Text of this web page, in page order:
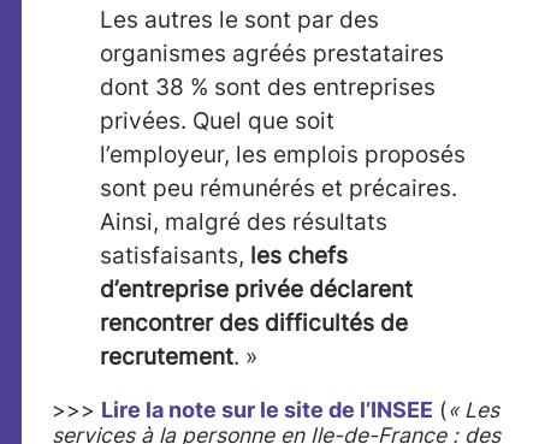
Les autres le sont par des
organismes agréés prestataires
dont 38 % sont des entreprises
privées. Quel que soit
l’employeur, les emplois proposés
sont peu rémunérés et précaires.
Ainsi, malgré des résultats
satisfaisants, les chefs
d’entreprise privée déclarent
rencontrer des difficultés de
recrutement. »
>>> Lire la note sur le site de l’INSEE (« Les
services à la personne en Ile-de-France : des